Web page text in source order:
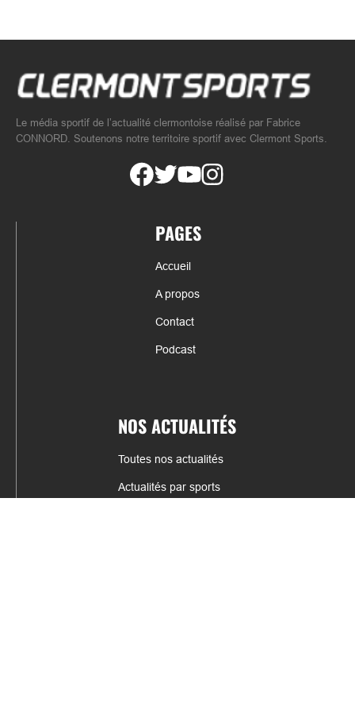
Le média sportif de l’actualité clermontoise réalisé par Fabrice
CONNORD. Soutenons notre territoire sportif avec Clermont Sports.
PAGES
Accueil
A propos
Contact
Podcast
NOS ACTUALITÉS
Toutes nos actualités
Actualités par sports